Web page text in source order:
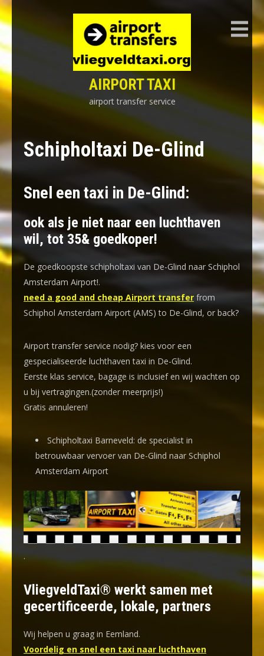
Skip
to
AIRPORT TAXI
airport transfer service
Schipholtaxi De-Glind
Snel een taxi in De-Glind:
ook als je niet naar een luchthaven
wil, tot 35& goedkoper!
De goedkoopste schipholtaxi van De-Glind naar Schiphol
Amsterdam Airport!.
need a good and cheap Airport transfer from
Schiphol Amsterdam Airport (AMS) to De-Glind, or back?
Airport transfer service nodig? kies voor een
gespecialiseerde luchthaven taxi in De-Glind.
Eerste klas service, bagage is inclusief en wij wachten op
u bij vertragingen.(zonder meerprijs!)
Gratis annuleren!
Schipholtaxi Barneveld: de specialist in
betrouwbaar vervoer van De-Glind naar Schiphol
Amsterdam Airport
.
VliegveldTaxi® werkt samen met
gecertificeerde, lokale, partners
Wij helpen u graag in Eemland.
Voordelig en snel een taxi naar luchthaven